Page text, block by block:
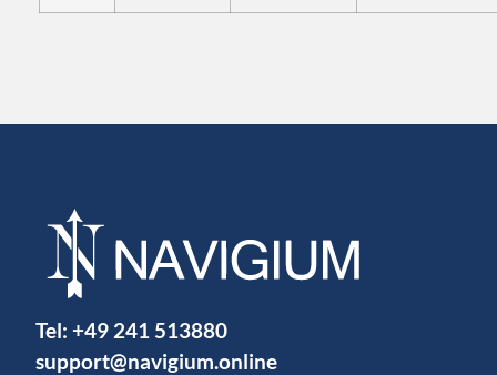
Tel: +49 241 513880
support@navigium.online